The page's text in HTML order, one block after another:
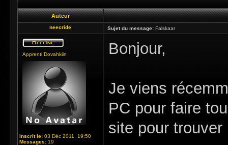
Auteur
neecride Sujet du message: Falskaar
Apprenti Dovahkiin
Inscrit le: 03 Déc 2011, 19:50
Messages: 19
Bonjour,
Je viens
PC pour faire
site pour